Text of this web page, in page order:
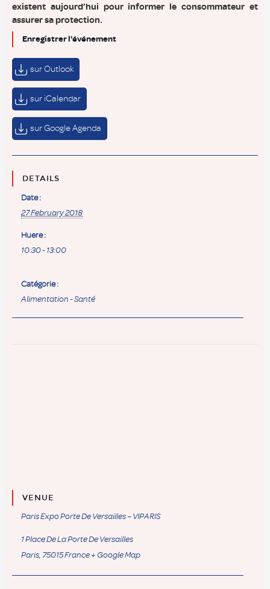
existent aujourd’hui pour informer le consommateur et
assurer sa protection.
Enregistrer l'événement
sur Outlook
sur iCalendar
sur Google Agenda
DETAILS
Date :
27 February 2018
Huere :
10:30 - 13:00
Catégorie :
Alimentation - Santé
VENUE
Paris Expo Porte De Versailles – VIPARIS
1 Place De La Porte De Versailles
Paris, 75015France+ Google Map